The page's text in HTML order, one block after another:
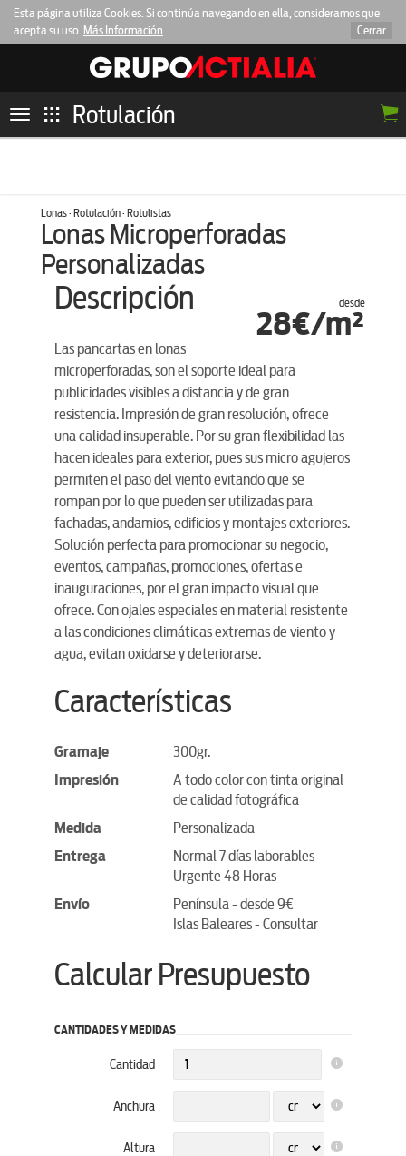
Esta página utiliza Cookies. Si continúa navegando en ella, consideramos que
acepta su uso. Más Información. Cerrar
Toggle
navigation
Rotulación
Lonas · Rotulación · Rotulistas
Lonas Microperforadas
Personalizadas
desde
28€/m²
Descripción
Las pancartas en lonas
microperforadas, son el soporte ideal para
publicidades visibles a distancia y de gran
resistencia. Impresión de gran resolución, ofrece
una calidad insuperable. Por su gran flexibilidad las
hacen ideales para exterior, pues sus micro agujeros
permiten el paso del viento evitando que se
rompan por lo que pueden ser utilizadas para
fachadas, andamios, edificios y montajes exteriores.
Solución perfecta para promocionar su negocio,
eventos, campañas, promociones, ofertas e
inauguraciones, por el gran impacto visual que
ofrece. Con ojales especiales en material resistente
a las condiciones climáticas extremas de viento y
agua, evitan oxidarse y deteriorarse.
Características
Gramaje
300gr.
Impresión
A todo color con tinta original
de calidad fotográfica
Medida
Personalizada
Entrega
Normal 7 días laborables
Urgente 48 Horas
Envío
Península - desde 9€
Islas Baleares - Consultar
Calcular Presupuesto
CANTIDADES Y MEDIDAS
Cantidad
Anchura
Altura